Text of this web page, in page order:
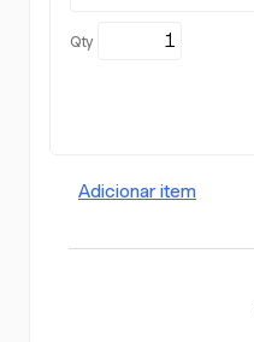
Adicionar item